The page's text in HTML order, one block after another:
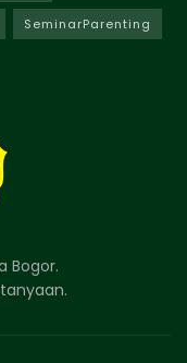
SeminarParenting
Bogor.